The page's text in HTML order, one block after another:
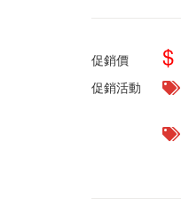
促銷價 $
促銷活動